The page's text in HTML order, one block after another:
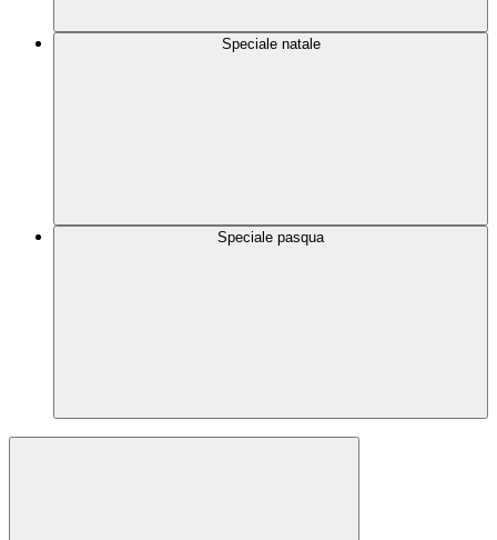
Speciale natale
Speciale pasqua